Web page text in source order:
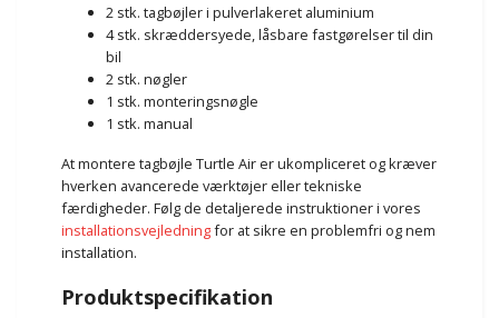
2 stk. tagbøjler i pulverlakeret aluminium
4 stk. skræddersyede, låsbare fastgørelser til din
bil
2 stk. nøgler
1 stk. monteringsnøgle
1 stk. manual
At montere tagbøjle Turtle Air er ukompliceret og kræver
hverken avancerede værktøjer eller tekniske
færdigheder. Følg de detaljerede instruktioner i vores
installationsvejledningfor at sikre en problemfri og nem
installation.
Produktspecifikation